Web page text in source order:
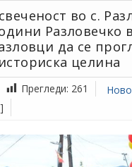
во с.
Разловечко
да се
целина
Прегледи: 261